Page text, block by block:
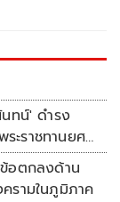
ทน์' ดำรง
ะราชทานยศ
อตกลงด้าน
รามในภูมิภาค